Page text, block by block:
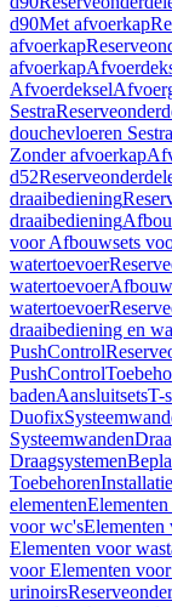
d90Met afvoerkap
afvoerkap
afvoerkap
Afvoerdeksel
Sestra
douchevloeren Sestra
Zonder afvoerkap
d52
draaibediening
draaibediening
voor Afbouwsets
watertoevoer
watertoevoer
watertoevoer
draaibediening en
PushControl
PushControl
badenAansluitsetsT-
Duofix
Systeemwanden
Draagsystemen
Toebehoren
elementen
voor wc'sElementen
Elementen voor
voor Elementen
urinoirs